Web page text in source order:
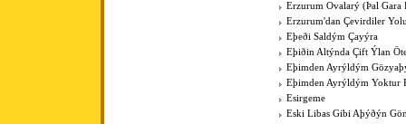
Erzurum Ovalarý (Þal Gara
Erzurum'dan Çevirdiler
Eþeði Saldým Çayýra
Eþiðin Altýnda Çift Ýlan
Eþimden Ayrýldým
Eþimden Ayrýldým Yoktur
Esirgeme
Eski Libas Gibi Aþýðýn